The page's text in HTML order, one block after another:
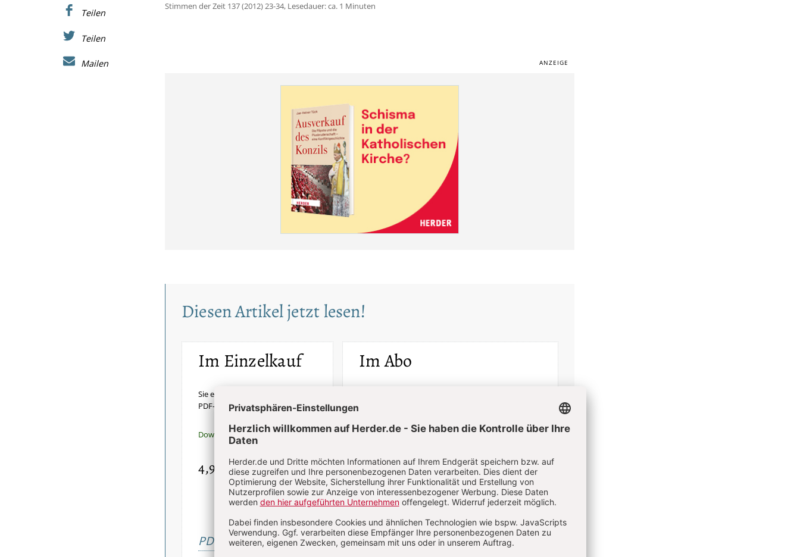
Stimmen der Zeit 137 (2012) 23-34, Lesedauer: ca. 1 Minuten
Diesen Artikel jetzt lesen!
Im Einzelkauf
Sie erhalten diesen Artikel als
PDF-Datei.
Download sofort verfügbar
4,90 €inkl. MwSt
PDF bestellen
Im Abo
2 Hefte + 2 Hefte digital 0,00 €
Digitalzugang
inkl. MwSt., zzgl. 7,20 € Versand (D)
Teilen
Teilen
Mailen